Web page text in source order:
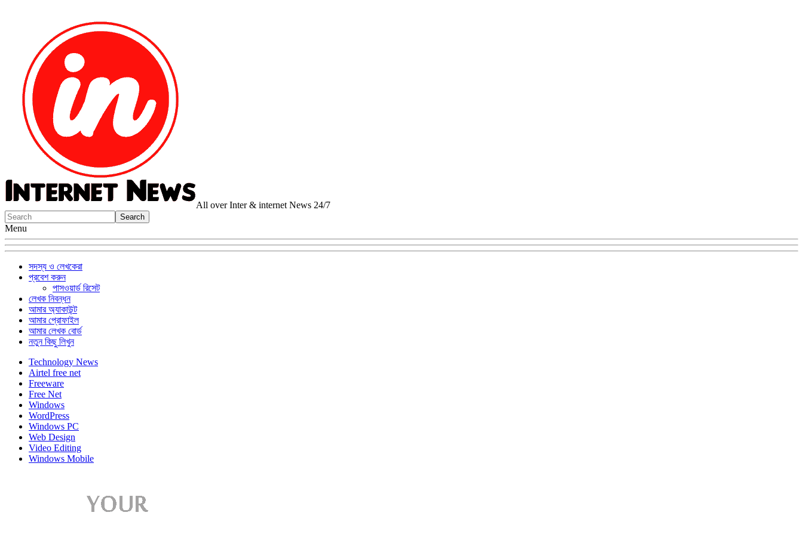
All over Inter & internet News 24/7
Menu
সদস্য ও লেখকেরা
প্রবেশ করুন
পাসওয়ার্ড রিসেট
লেখক নিবন্ধন
আমার অ্যাকাউন্ট
আমার প্রোফাইল
আমার লেখক বোর্ড
নতুন কিছু লিখুন
Technology News
Airtel free net
Freeware
Free Net
Windows
WordPress
Windows PC
Web Design
Video Editing
Windows Mobile